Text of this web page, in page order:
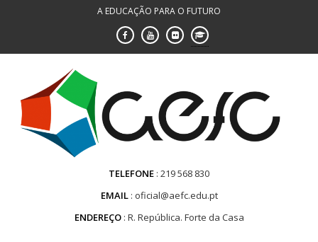
A EDUCAÇÃO PARA O FUTURO
TELEFONE 219 568 830
EMAIL oficial@aefc.edu.pt
ENDEREÇO R. República. Forte da Casa